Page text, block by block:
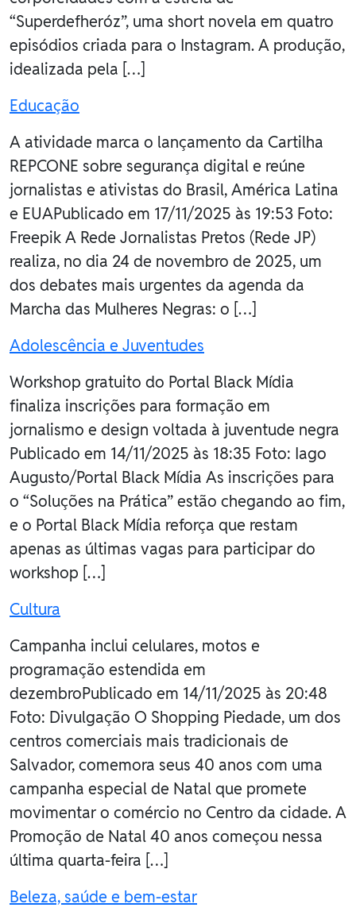
“Superdefheróz”, uma short novela em quatro
episódios criada para o Instagram. A produção,
idealizada pela […]
Educação
A atividade marca o lançamento da Cartilha
REPCONE sobre segurança digital e reúne
jornalistas e ativistas do Brasil, América Latina
e EUAPublicado em 17/11/2025 às 19:53 Foto:
Freepik A Rede Jornalistas Pretos (Rede JP)
realiza, no dia 24 de novembro de 2025, um
dos debates mais urgentes da agenda da
Marcha das Mulheres Negras: o […]
Adolescência e Juventudes
Workshop gratuito do Portal Black Mídia
finaliza inscrições para formação em
jornalismo e design voltada à juventude negra
Publicado em 14/11/2025 às 18:35 Foto: Iago
Augusto/Portal Black Mídia As inscrições para
o “Soluções na Prática” estão chegando ao fim,
e o Portal Black Mídia reforça que restam
apenas as últimas vagas para participar do
workshop […]
Cultura
Campanha inclui celulares, motos e
programação estendida em
dezembroPublicado em 14/11/2025 às 20:48
Foto: Divulgação O Shopping Piedade, um dos
centros comerciais mais tradicionais de
Salvador, comemora seus 40 anos com uma
campanha especial de Natal que promete
movimentar o comércio no Centro da cidade. A
Promoção de Natal 40 anos começou nessa
última quarta-feira […]
Beleza, saúde e bem-estar